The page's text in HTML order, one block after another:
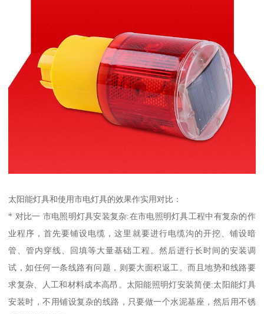
太阳能灯具和使用市电灯具的效果作实用对比：
* 对比一 市电照明灯具安装复杂:在市电照明灯具工程中有复杂的作
业程序，首先要铺设电缆，这里就要进行电缆沟的开挖、铺设暗
管、管内穿线、回填等大量基础工程。然后进行长时间的安装调
试，如任何一条线路有问题，则要大面积返工。而且地势和线路要
求复杂、人工和材料成本高昂。太阳能照明灯安装简便:太阳能灯具
安装时，不用铺设复杂的线路，只要做一个水泥基座，然后用不锈